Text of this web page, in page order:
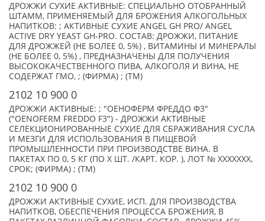
ДРОЖЖИ СУХИЕ АКТИВНЫЕ: СПЕЦИАЛЬНО ОТОБРАННЫЙ
ШТАММ, ПРИМЕНЯЕМЫЙ ДЛЯ БРОЖЕНИЯ АЛКОГОЛЬНЫХ
НАПИТКОВ: ; АКТИВНЫЕ СУХИЕ ANGEL GH PRO/ ANGEL
ACTIVE DRY YEAST GH-PRO. СОСТАВ: ДРОЖЖИ, ПИТАНИЕ
ДЛЯ ДРОЖЖЕЙ (НЕ БОЛЕЕ 0, 5%) , ВИТАМИНЫ И МИНЕРАЛЫ
(НЕ БОЛЕЕ 0, 5%) , ПРЕДНАЗНАЧЕНЫ ДЛЯ ПОЛУЧЕНИЯ
ВЫСОКОКАЧЕСТВЕННОГО ПИВА, АЛКОГОЛЯ И ВИНА, НЕ
СОДЕРЖАТ ГМО, ; (ФИРМА) ; (TM)
2102 10 900 0
ДРОЖЖИ АКТИВНЫЕ: ; "ОЕНОФЕРМ ФРЕДДО Ф3"
("OENOFERM FREDDO F3") - ДРОЖЖИ АКТИВНЫЕ
СЕЛЕКЦИОНИРОВАННЫЕ СУХИЕ ДЛЯ СБРАЖИВАНИЯ СУСЛА
И МЕЗГИ ДЛЯ ИСПОЛЬЗОВАНИЯ В ПИЩЕВОЙ
ПРОМЫШЛЕННОСТИ ПРИ ПРОИЗВОДСТВЕ ВИНА. В
ПАКЕТАХ ПО 0, 5 КГ (ПО X ШТ. /КАРТ. КОР. ), ЛОТ № XXXXXXX,
СРОК; (ФИРМА) ; (TM)
2102 10 900 0
ДРОЖЖИ АКТИВНЫЕ СУХИЕ, ИСП. ДЛЯ ПРОИЗВОДСТВА
НАПИТКОВ, ОБЕСПЕЧЕНИЯ ПРОЦЕССА БРОЖЕНИЯ, В